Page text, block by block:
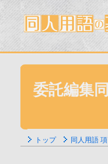
委託編集
トップ 同人用語